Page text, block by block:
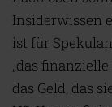
Insiderwissen
ist für
„das
das Geld, das